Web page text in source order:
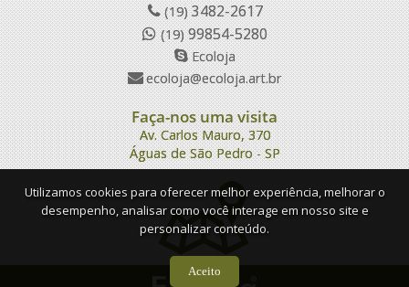
(19)3482-2617
(19)99854-5280
Ecoloja
ecoloja@ecoloja.art.br
Faça-nos uma visita
Av. Carlos Mauro, 370
Águas de São Pedro - SP
Utilizamos cookies para oferecer melhor experiência, melhorar o
desempenho, analisar como você interage em nosso site e
personalizar conteúdo.
Aceito